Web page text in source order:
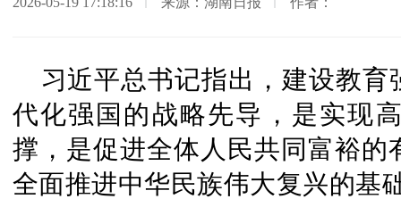
习近平总书记指出，建设教
代化强国的战略先导，是实现
撑，是促进全体人民共同富裕
全面推进中华民族伟大复兴的基